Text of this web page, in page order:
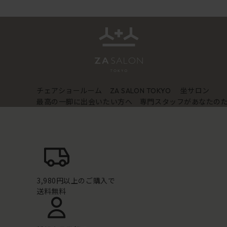
チェアショールーム ZA SALON TOKYO
坐サロン
最高の一脚に出会いたい方へ 専門スタッフがあなたの
3,980円以上のご購入で
送料無料